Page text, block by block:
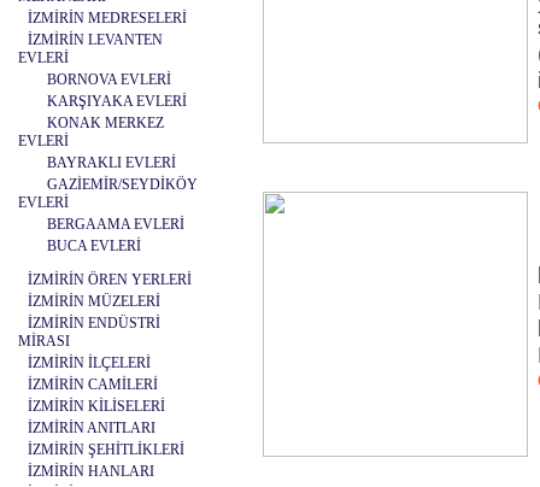
İZMİRİN MEDRESELERİ
İZMİRİN LEVANTEN
EVLERİ
BORNOVA EVLERİ
KARŞIYAKA EVLERİ
KONAK MERKEZ
EVLERİ
BAYRAKLI EVLERİ
GAZİEMİR/SEYDİKÖY
EVLERİ
BERGAAMA EVLERİ
BUCA EVLERİ
İZMİRİN ÖREN YERLERİ
İZMİRİN MÜZELERİ
İZMİRİN ENDÜSTRİ
MİRASI
İZMİRİN İLÇELERİ
İZMİRİN CAMİLERİ
İZMİRİN KİLİSELERİ
İZMİRİN ANITLARI
İZMİRİN ŞEHİTLİKLERİ
İZMİRİN HANLARI